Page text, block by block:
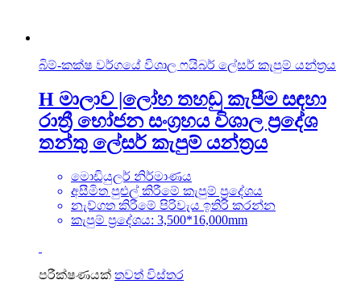
බිම්-කක්ෂ වර්ගයේ විශාල ෆයිබර් ලේසර් කැපුම් යන්ත්‍රය
H මාලාව |ලෝහ තහඩු කැපීම සඳහා
රාත්‍රී භෝජන සංග්‍රහය විශාල ප්‍රදේශ
තන්තු ලේසර් කැපුම් යන්ත්‍රය
මොඩියුලර් නිර්මාණය
අසීමිත පුළුල් කිරීමේ කැපුම් ප්‍රදේශය
නැව්ගත කිරීමේ පිරිවැය ඉතිරි කරන්න
කැපුම් ප්‍රදේශය: 3,500*16,000mm
පරීක්ෂණයක් තවත් විස්තර